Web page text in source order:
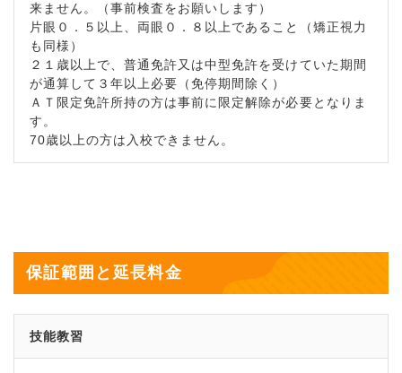
来ません。（事前検査をお願いします）
片眼０．５以上、両眼０．８以上であること（矯正視力
も同様）
２１歳以上で、普通免許又は中型免許を受けていた期間
が通算して３年以上必要（免停期間除く）
ＡＴ限定免許所持の方は事前に限定解除が必要となりま
す。
70歳以上の方は入校できません。
保証範囲と延長料金
技能教習